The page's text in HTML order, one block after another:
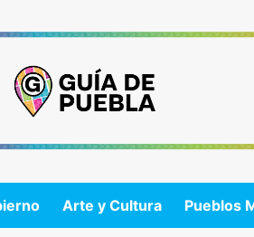
Arte y Cultura Pueblos